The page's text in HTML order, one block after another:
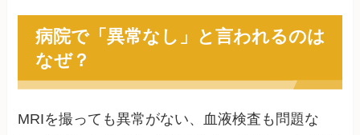
病院で「異常なし」と言われるのは
なぜ？
MRIを撮っても異常がない、血液検査も問題な